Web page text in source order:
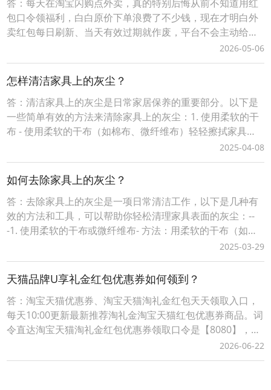
答：每天在淘宝闪购点外卖，真的特别后悔从前不知道用红
包口令领福利，白白原价下单浪费了不少钱，现在才明白外
卖红包每日刷新、当天有效过期就作废，平台不会主动给老
用户推送大额隐藏优惠，只有专属口令才能解锁无门槛和满
减福利。往后一定要养成每次点外卖前先领红包的习惯，再
也不愿错过每一笔立减优惠，把本该省下的生活开销稳稳攥
在手里，坚持天天领、单单省，不再为不必要的花销暗自后
2026-05-06
怎样清洁家具上的灰尘？
答：清洁家具上的灰尘是日常家居保养的重要部分。以下是
一些简单有效的方法来清除家具上的灰尘：1. 使用柔软的干
布 - 使用柔软的干布（如棉布、微纤维布）轻轻擦拭家具表
面。 - 微纤维布特别适合吸附灰尘，因为它具有静电吸附功
能。 - 避免使用粗糙的布料或纸巾，以免刮伤家具表面。2.
除尘掸子 - 使用带有柔软毛刷的除尘掸子（如羽毛掸子或静
电除尘掸）。 - 这种工具可
2025-04-08
如何去除家具上的灰尘？
答：去除家具上的灰尘是一项日常清洁工作，以下是几种有
效的方法和工具，可以帮助你轻松清理家具表面的灰尘：--
-1. 使用柔软的干布或微纤维布- 方法：用柔软的干布（如棉
布或微纤维布）轻轻擦拭家具表面。微纤维布尤其适合，因
为它能更好地吸附灰尘。- 优点：不会划伤家具表面，同时能
有效捕捉灰尘。---2. 使用羽毛掸子- 方法：定期使用羽毛掸子
轻轻扫去家具表面的灰尘。-
2025-03-29
天猫品牌U享礼金红包优惠券如何领到？
答：淘宝天猫优惠券、淘宝天猫淘礼金红包天天领取入口，
每天10:00更新最新推荐淘礼金淘宝天猫红包优惠券商品。词
令直达淘宝天猫淘礼金红包优惠券领取口令是【8080】，每
天淘宝天猫购物前打开词令App，输入口令【 8080 】，搜
索进入前往淘礼金淘宝天猫红包优惠券领取入口挑选要购买
2026-06-22